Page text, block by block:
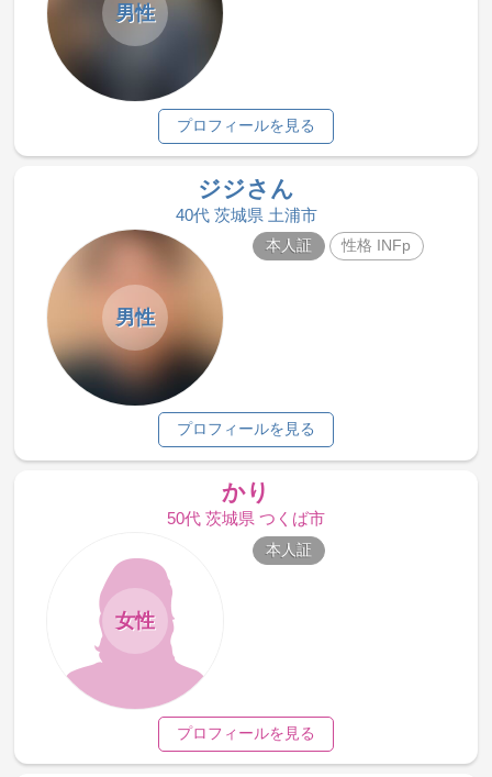
男性
プロフィールを見る
ジジさん
40代 茨城県 土浦市
男性
本人証 性格 INFp
プロフィールを見る
かり
50代 茨城県 つくば市
女性
本人証
プロフィールを見る